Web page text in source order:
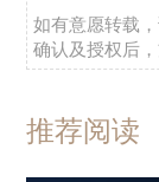
如有意愿转载
确认及授权后，
推荐阅读